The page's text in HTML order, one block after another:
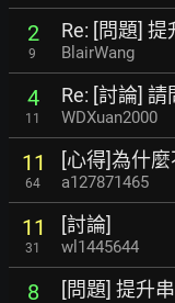
2
9
Re: [問題]
BlairWang
4
11
Re: [討論]
WDXuan2000
11
64
[心得]為什
a127871465
11
31
[討論]
wl1445644
8 [問題] 提升